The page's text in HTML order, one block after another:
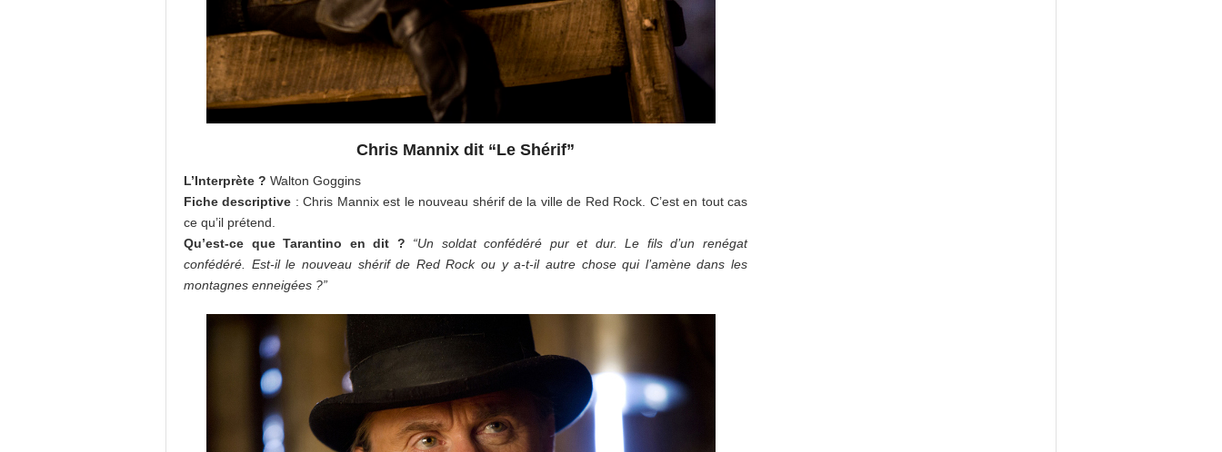
Chris Mannix dit “Le Shérif”
L’Interprète ? Walton Goggins
Fiche descriptive : Chris Mannix est le nouveau shérif de la ville de Red Rock. C’est en tout cas
ce qu’il prétend.
Qu’est-ce que Tarantino en dit ?
“Un soldat confédéré pur et dur. Le fils d’un renégat
confédéré. Est-il le nouveau shérif de Red Rock ou y a-t-il autre chose qui l’amène dans les
montagnes enneigées ?”